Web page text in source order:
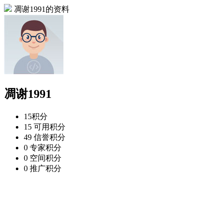
凋谢1991的资料
凋谢1991
15积分
15 可用积分
49 信誉积分
0 专家积分
0 空间积分
0 推广积分